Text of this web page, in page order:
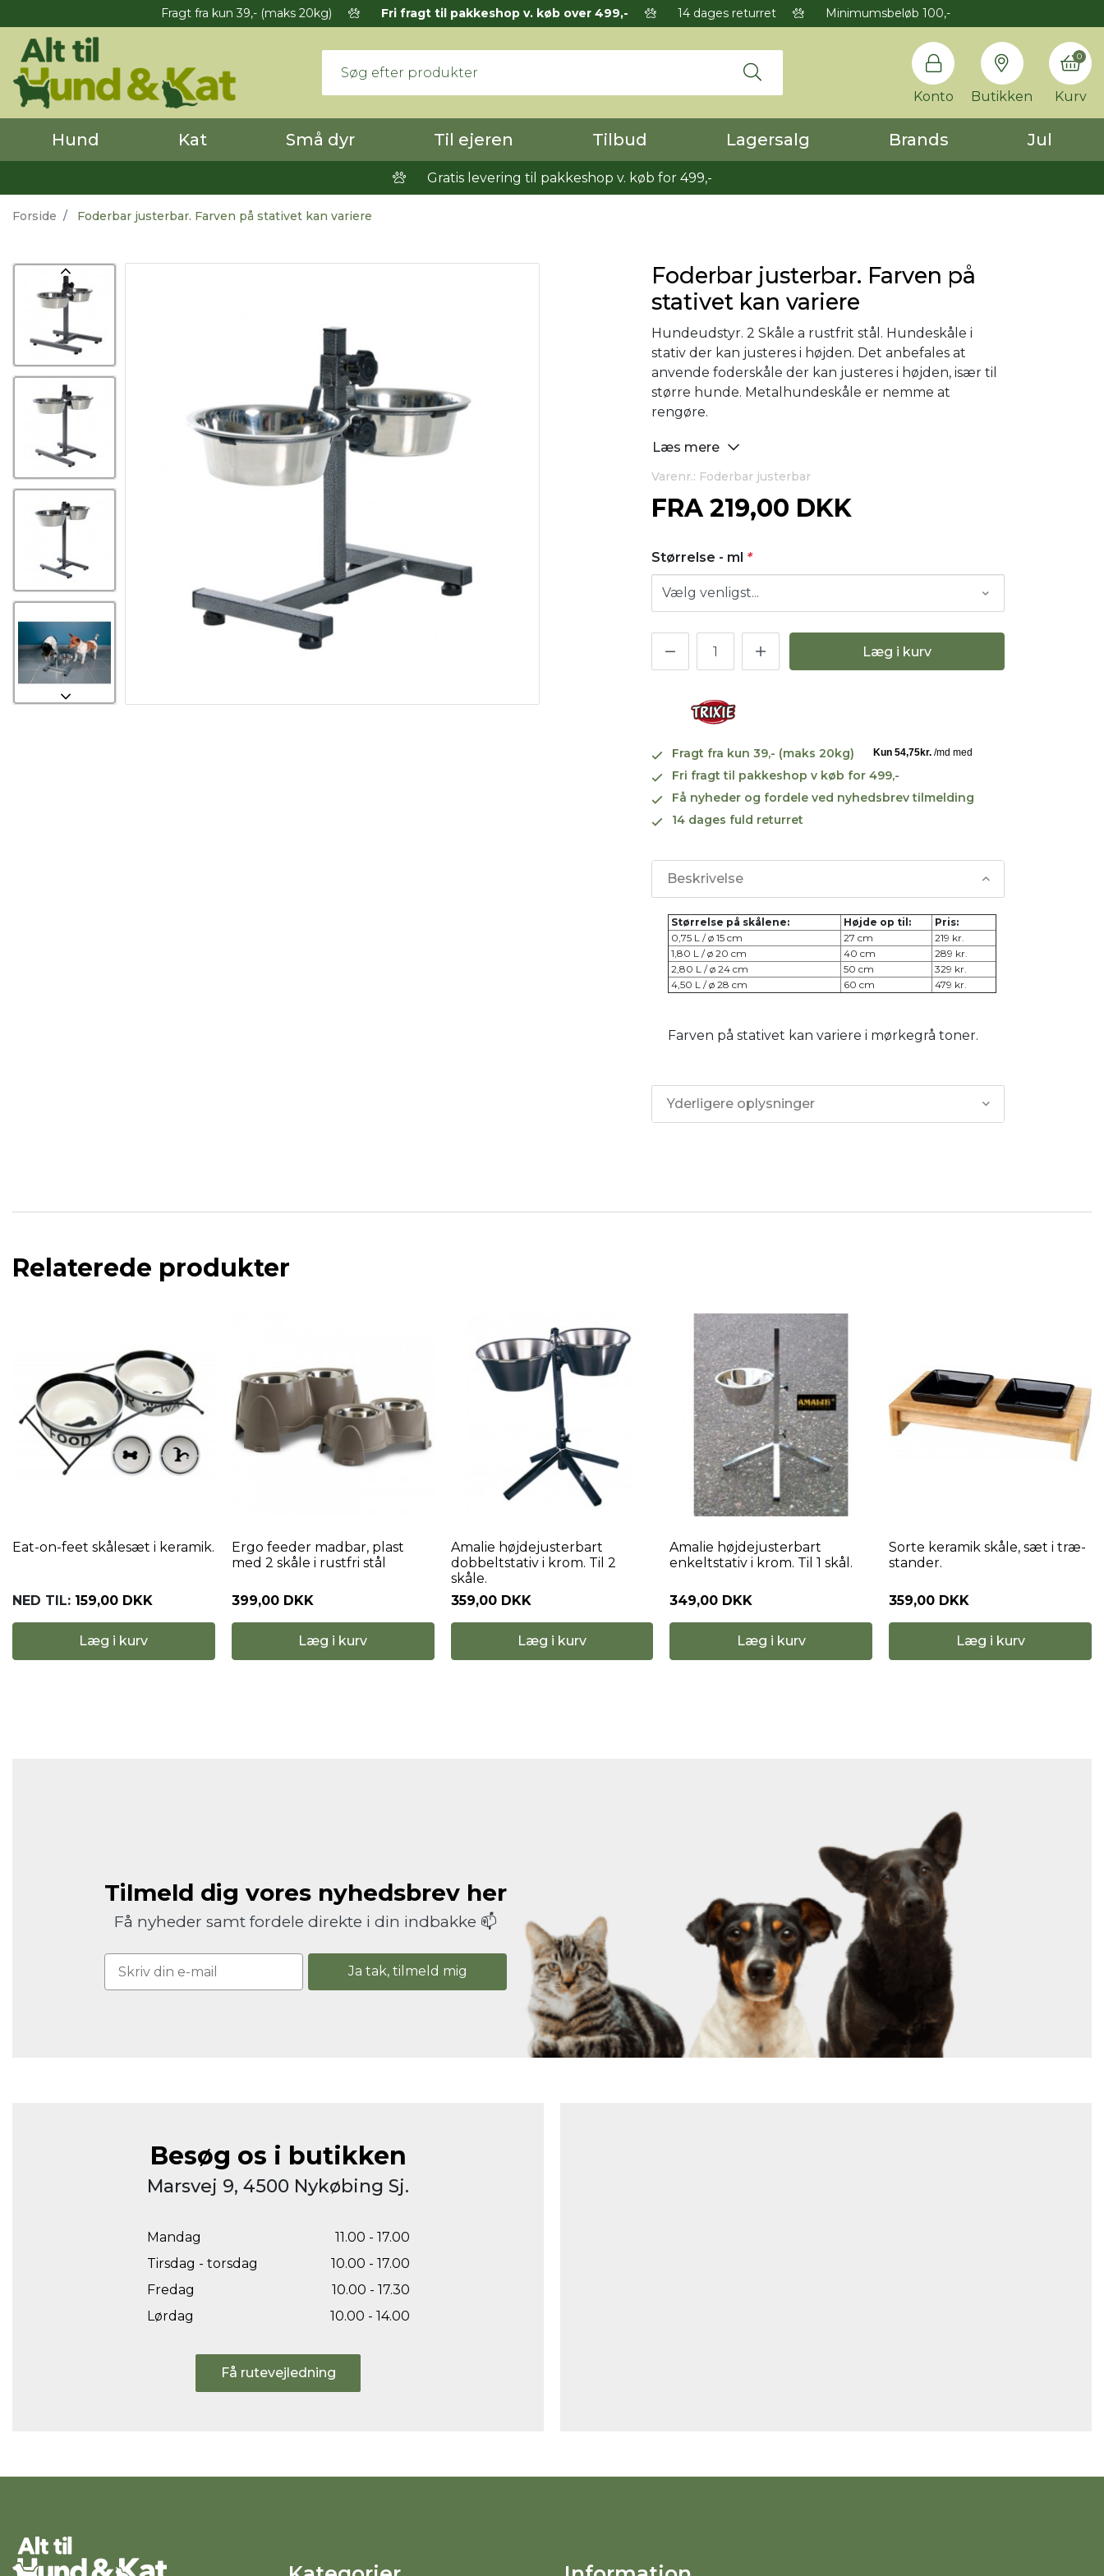
Fragt fra kun 39,- (maks 20kg) Fri fragt til pakkeshop v. køb over 499,- 14 dages returret Minimumsbeløb 100,-
Konto Butikken Kurv
0
Hund Kat Små dyr Til ejeren Tilbud Lagersalg Brands Jul
Gratis levering til pakkeshop v. køb for 499,-
Forside Foderbar justerbar. Farven på stativet kan variere
Foderbar justerbar. Farven på
stativet kan variere
Hundeudstyr. 2 Skåle a rustfrit stål. Hundeskåle i
stativ der kan justeres i højden. Det anbefales at
anvende foderskåle der kan justeres i højden, især til
større hunde. Metalhundeskåle er nemme at
rengøre.
Læs mere
Varenr.: Foderbar justerbar
FRA 219,00 DKK
Størrelse - ml *
Læg i kurv
Fragt fra kun 39,- (maks 20kg)
Fri fragt til pakkeshop v køb for 499,-
Få nyheder og fordele ved nyhedsbrev tilmelding
14 dages fuld returret
Beskrivelse
Størrelse på skålene: Højde op til:
Pris:
0,75 L / ø 15 cm
27 cm
219 kr.
1,80 L / ø 20 cm
40 cm
289 kr.
2,80 L / ø 24 cm
50 cm
329 kr.
4,50 L / ø 28 cm
60 cm 479 kr.
Farven på stativet kan variere i mørkegrå toner.
Yderligere oplysninger
Relaterede produkter
Eat-on-feet skålesæt i keramik.
NED TIL: 159,00 DKK
Læg i kurv
Ergo feeder madbar, plast
med 2 skåle i rustfri stål
399,00 DKK
Læg i kurv
Amalie højdejusterbart
dobbeltstativ i krom. Til 2
skåle.
359,00 DKK
Læg i kurv
Amalie højdejusterbart
enkeltstativ i krom. Til 1 skål.
349,00 DKK
Læg i kurv
Sorte keramik skåle, sæt i træ-
stander.
359,00 DKK
Læg i kurv
Tilmeld dig vores nyhedsbrev her
Få nyheder samt fordele direkte i din indbakke 📫
Ja tak, tilmeld mig
Besøg os i butikken
Marsvej 9, 4500 Nykøbing Sj.
Mandag
11.00 - 17.00
Tirsdag - torsdag
10.00 - 17.00
Fredag
10.00 - 17.30
Lørdag
10.00 - 14.00
Få rutevejledning